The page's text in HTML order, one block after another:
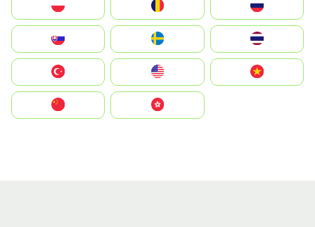
United States
中國香港特別行政區